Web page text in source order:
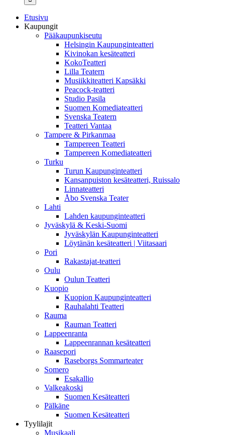
Etusivu
Kaupungit
Pääkaupunkiseutu
Helsingin Kaupunginteatteri
Kivinokan kesäteatteri
KokoTeatteri
Lilla Teatern
Musiikkiteatteri Kapsäkki
Peacock-teatteri
Studio Pasila
Suomen Komediateatteri
Svenska Teatern
Teatteri Vantaa
Tampere & Pirkanmaa
Tampereen Teatteri
Tampereen Komediateatteri
Turku
Turun Kaupunginteatteri
Kansanpuiston kesäteatteri, Ruissalo
Linnateatteri
Åbo Svenska Teater
Lahti
Lahden kaupunginteatteri
Jyväskylä & Keski-Suomi
Jyväskylän Kaupunginteatteri
Löytänän kesäteatteri | Viitasaari
Pori
Rakastajat-teatteri
Oulu
Oulun Teatteri
Kuopio
Kuopion Kaupunginteatteri
Rauhalahti Teatteri
Rauma
Rauman Teatteri
Lappeenranta
Lappeenrannan kesäteatteri
Raasepori
Raseborgs Sommarteater
Somero
Esakallio
Valkeakoski
Suomen Kesäteatteri
Pälkäne
Suomen Kesäteatteri
Tyylilajit
Musikaali